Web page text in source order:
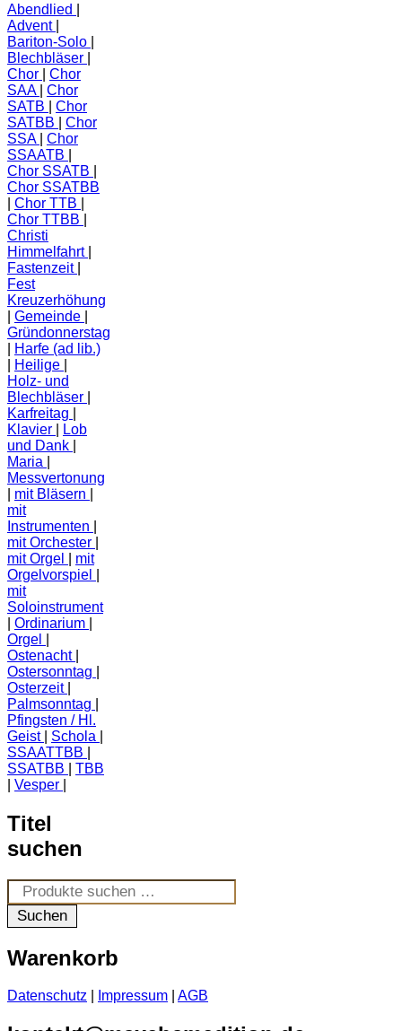
Abendlied
Advent
Bariton-Solo
Blechbläser
Chor
Chor
SAA
Chor
SATB
Chor
SATBB
Chor
SSA
Chor
SSAATB
Chor SSATB
Chor SSATBB
Chor TTB
Chor TTBB
Christi
Himmelfahrt
Fastenzeit
Fest
Kreuzerhöhung
Gemeinde
Gründonnerstag
Harfe (ad lib.)
Heilige
Holz- und
Blechbläser
Karfreitag
Klavier
Lob
und Dank
Maria
Messvertonung
mit Bläsern
mit
Instrumenten
mit Orchester
mit Orgel
mit
Orgelvorspiel
mit
Soloinstrument
Ordinarium
Orgel
Ostenacht
Ostersonntag
Osterzeit
Palmsonntag
Pfingsten / Hl.
Geist
Schola
SSAATTBB
SSATBB
TBB
Vesper
Titel
suchen
Suchen
nach:
Suchen
Warenkorb
Datenschutz Impressum AGB